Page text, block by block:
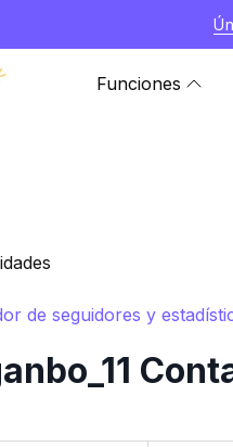
Funciones
de seguidores y